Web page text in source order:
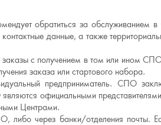
обратиться за
данные, а также
с получением в том или ином
заказа или стартового набора.
предприниматель. СПО
официальными
Центрами.
либо через банки/отделения